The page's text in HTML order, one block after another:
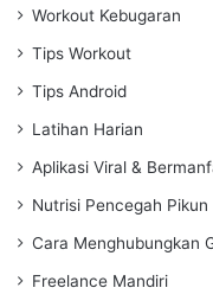
Workout Kebugaran
Tips Workout
Tips Android
Latihan Harian
Aplikasi Viral &
Nutrisi Pencegah Pikun
Cara Menghubungkan
Freelance Mandiri